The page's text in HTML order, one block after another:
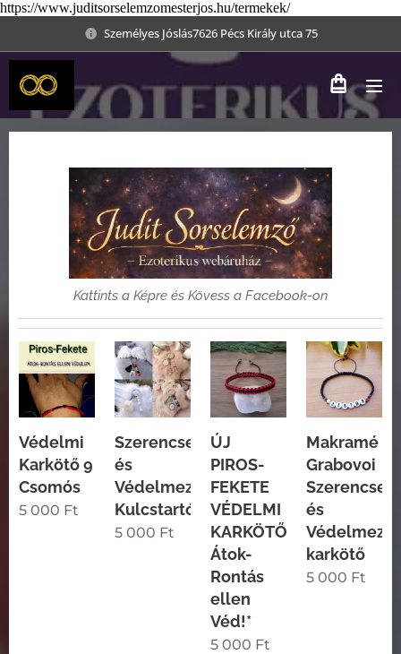
https://www.juditsorselemzomesterjos.hu/termekek/
Személyes Jóslás7626 Pécs Király utca 75
Kattints a Képre és Kövess a Facebook-on
Védelmi
Karkötő 9
Csomós
5 000 Ft
Szerencse
és
Védelmező
Kulcstartó
5 000 Ft
ÚJ
PIROS-
FEKETE
VÉDELMI
KARKÖTŐ
Átok-
Rontás
ellen
Véd!*
5 000 Ft
Makramé
Grabovoi
Szerencse
és
Védelmező
karkötő
5 000 Ft